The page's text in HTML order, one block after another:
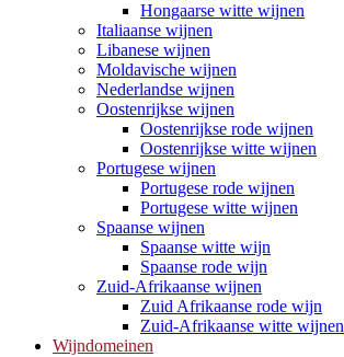
Hongaarse witte wijnen
Italiaanse wijnen
Libanese wijnen
Moldavische wijnen
Nederlandse wijnen
Oostenrijkse wijnen
Oostenrijkse rode wijnen
Oostenrijkse witte wijnen
Portugese wijnen
Portugese rode wijnen
Portugese witte wijnen
Spaanse wijnen
Spaanse witte wijn
Spaanse rode wijn
Zuid-Afrikaanse wijnen
Zuid Afrikaanse rode wijn
Zuid-Afrikaanse witte wijnen
Wijndomeinen